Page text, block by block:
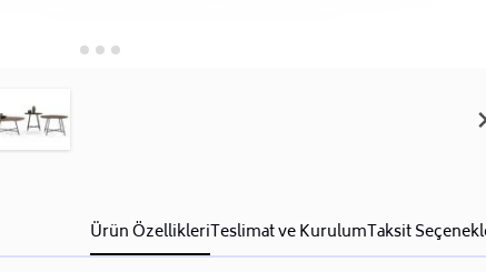
Ürün ÖzellikleriTeslimat ve KurulumTaksit